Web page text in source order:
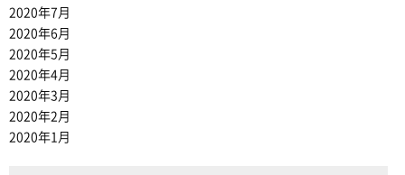
2020年7月
2020年6月
2020年5月
2020年4月
2020年3月
2020年2月
2020年1月